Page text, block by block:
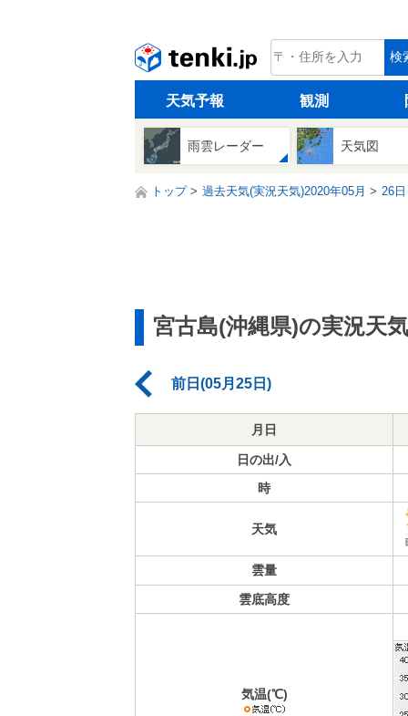
tenki.jp 検
天気予報 観測
雨雲レーダー 天気図
トップ 過去天気(実況天気)2020年05月 26日
宮古島(沖縄県)の実況天気
前日(05月25日)
月日
日の出/入
時
天気
雲量
雲底高度
気温(℃)